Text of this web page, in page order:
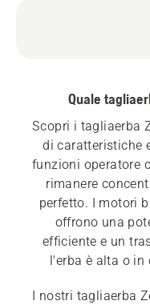
Quale
Scopri i tagliaerba
di caratteristiche
funzioni operatore
rimanere
perfetto. I motori
offrono una
efficiente e un
l'erba è alta o
I nostri tagliaerba